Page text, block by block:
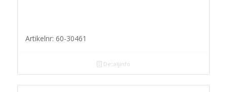
Artikelnr: 60-30461
Detaljinfo